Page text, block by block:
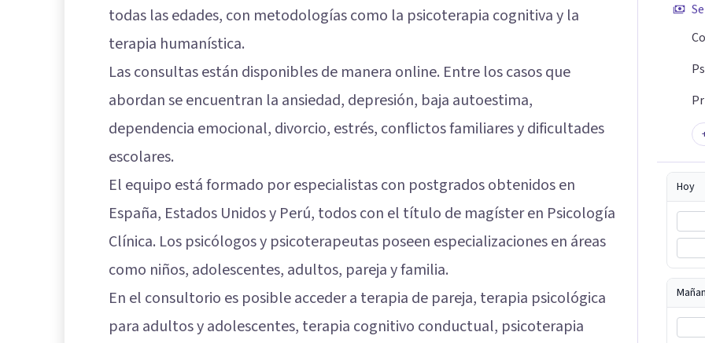
todas las edades, con metodologías como la psicoterapia cognitiva y la
terapia humanística.
Las consultas están disponibles de manera online. Entre los casos que
abordan se encuentran la ansiedad, depresión, baja autoestima,
dependencia emocional, divorcio, estrés, conflictos familiares y dificultades
escolares.
El equipo está formado por especialistas con postgrados obtenidos en
España, Estados Unidos y Perú, todos con el título de magíster en Psicología
Clínica. Los psicólogos y psicoterapeutas poseen especializaciones en áreas
como niños, adolescentes, adultos, pareja y familia.
En el consultorio es posible acceder a terapia de pareja, terapia psicológica
para adultos y adolescentes, terapia cognitivo conductual, psicoterapia
Hoy